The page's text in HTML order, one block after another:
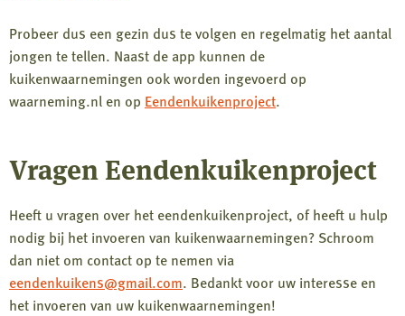
Probeer dus een gezin dus te volgen en regelmatig het aantal
jongen te tellen. Naast de app kunnen de
kuikenwaarnemingen ook worden ingevoerd op
waarneming.nl en op Eendenkuikenproject.
Vragen Eendenkuikenproject
Heeft u vragen over het eendenkuikenproject, of heeft u hulp
nodig bij het invoeren van kuikenwaarnemingen? Schroom
dan niet om contact op te nemen via
eendenkuikens@gmail.com. Bedankt voor uw interesse en
het invoeren van uw kuikenwaarnemingen!